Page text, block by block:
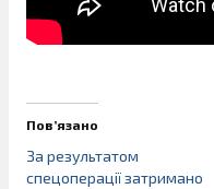
Пов’язано
За результатом
спецоперації затримано